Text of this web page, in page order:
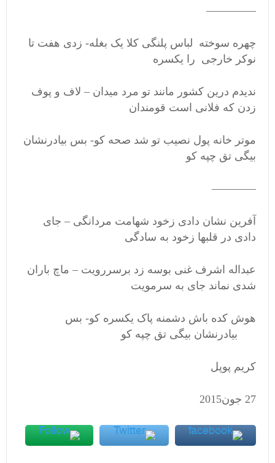
————–
چهره سوخته لباس پلنگی کلا یک بغله- زدی هفت تا
نوکر خارجی را یکسره
ندیدم درین کشور مانند تو مرد میدان – لاف و پوف
زدن که فلانی است قومندان
موتر خانه پول نصیب تو شد صحه کو- بس بیادرنشان
بیگی تق چپه کو
————
آفرین نشان دادی زخود شهامت مردانگی – جای
دادی در قلبها زخود به سادگی
عبداله اشرف غنی بوسه زد برسررویت – ماچ باران
شدی نماند جای به سرمویت
هوش کده باش دشمنه پاک یکسره کو- بس
بیادرنشان بیگی تق چپه کو
کریم پوپل
27 جون2015